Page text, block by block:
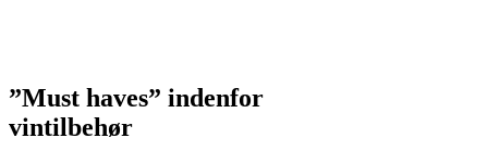
”Must haves” indenfor
vintilbehør